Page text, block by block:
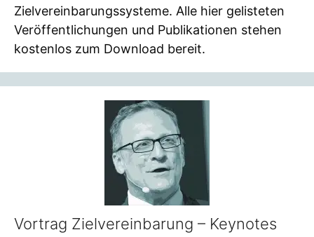
Zielvereinbarungssysteme. Alle hier gelisteten
Veröffentlichungen und Publikationen stehen
kostenlos zum Download bereit.
Vortrag Zielvereinbarung – Keynotes